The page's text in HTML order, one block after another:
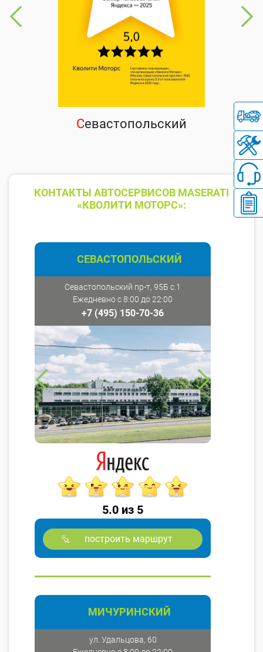
Севастопольский
КОНТАКТЫ АВТОСЕРВИСОВ MASERATI
«КВОЛИТИ МОТОРС»:
СЕВАСТОПОЛЬСКИЙ
Севастопольский пр-т, 95Б с.1
Ежедневно с 8:00 до 22:00
+7 (495) 150-70-36
5.0 из 5
построить маршрут
МИЧУРИНСКИЙ
ул. Удальцова, 60